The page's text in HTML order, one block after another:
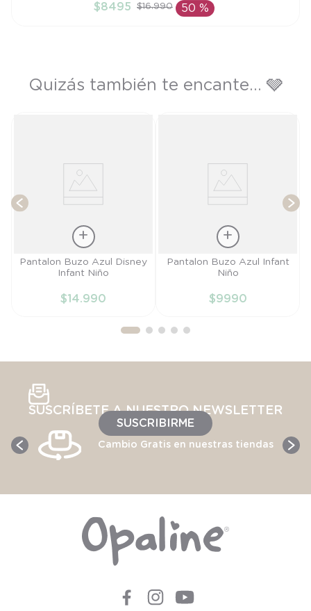
AÑADIR AL CARRITO
$8495 $16.990 50 %
Quizás también te encante... 🩶
Talla
Pantalon Buzo Azul Disney
Infant Niño
$14.990
Talla
Pantalon Buzo Azul Infant
Niño
$9990
SUSCRÍBETE A NUESTRO NEWSLETTER
SUSCRIBIRME
Cambio Gratis en nuestras tiendas